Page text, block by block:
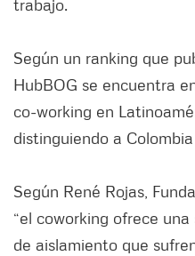
trabajo.
Según un ranking que
HubBOG se encuentra
co-working en
distinguiendo a
Según René Rojas,
“el coworking ofrece
de aislamiento que